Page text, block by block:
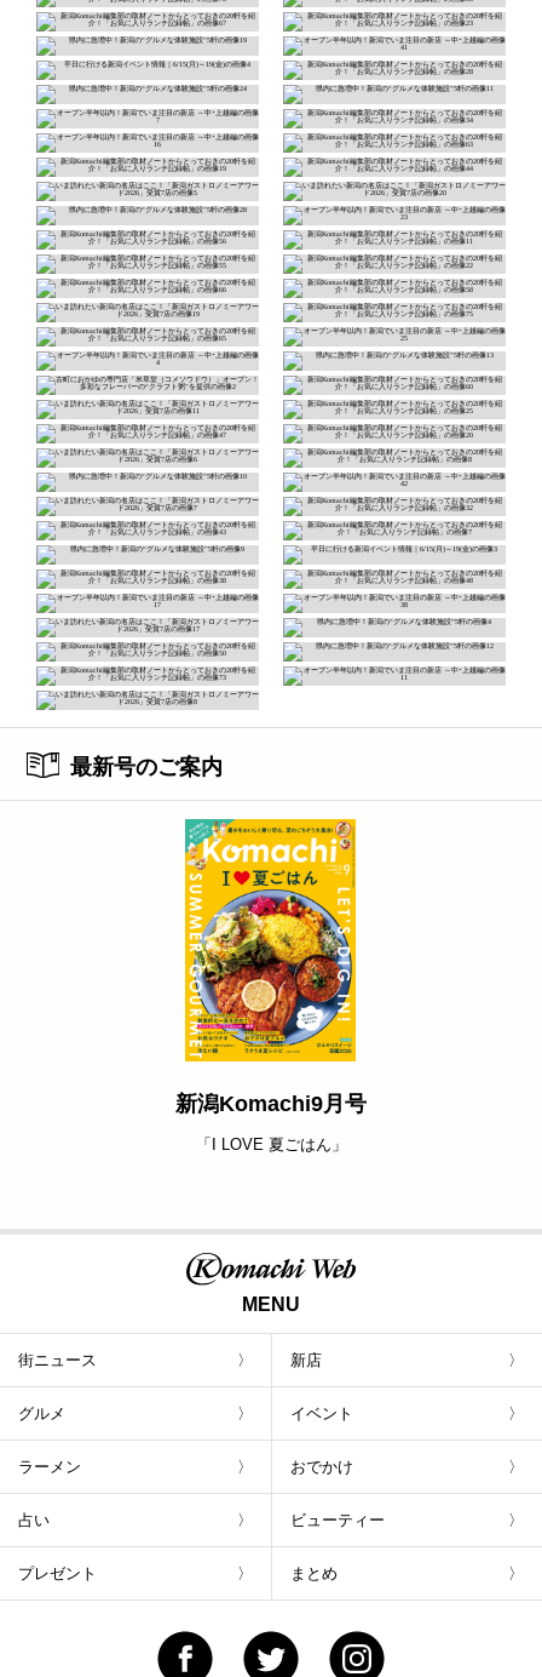
最新号のご案内
新潟Komachi9月号
「I LOVE 夏ごはん」
MENU
街ニュース 新店
グルメ イベント
ラーメン おでかけ
占い ビューティー
プレゼント まとめ